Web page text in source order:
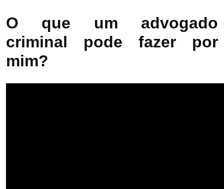
O que um advogado
criminal pode fazer por
mim?